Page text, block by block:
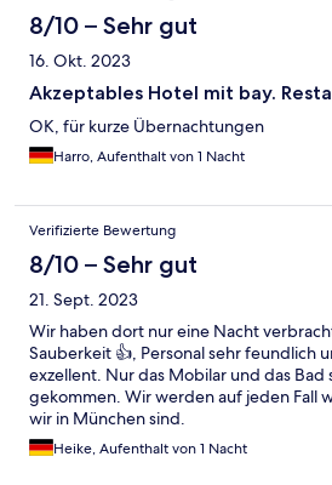
8/10 – Sehr gut
16. Okt. 2023
Akzeptables Hotel mit bay.
OK, für kurze Übernachtungen
Harro, Aufenthalt von 1 Nacht
Verifizierte Bewertung
8/10 – Sehr gut
21. Sept. 2023
Wir haben dort nur eine Nacht
Sauberkeit 👍, Personal sehr feundlich
exzellent. Nur das Mobilar und das Bad
gekommen. Wir werden auf jeden Fall
wir in München sind.
Heike, Aufenthalt von 1 Nacht